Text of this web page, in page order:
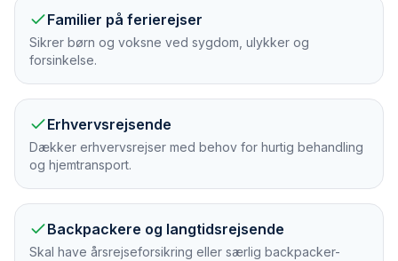
Familier på ferierejser
Sikrer børn og voksne ved sygdom, ulykker og
forsinkelse.
Erhvervsrejsende
Dækker erhvervsrejser med behov for hurtig behandling
og hjemtransport.
Backpackere og langtidsrejsende
Skal have årsrejseforsikring eller særlig backpacker-